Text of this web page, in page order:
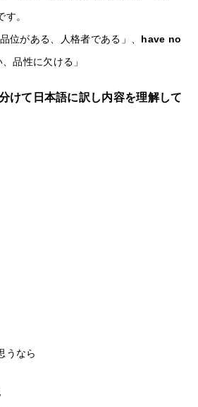
。
位がある、人格者である」、 have no
品性に欠ける」
けて日本語に訳し内容を理解して
うなら